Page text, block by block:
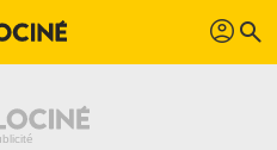
profil search